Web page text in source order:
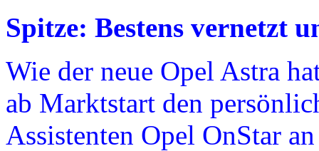
Spitze: Bestens vernetzt
Wie der neue Opel Astra
ab Marktstart den
Assistenten Opel OnStar